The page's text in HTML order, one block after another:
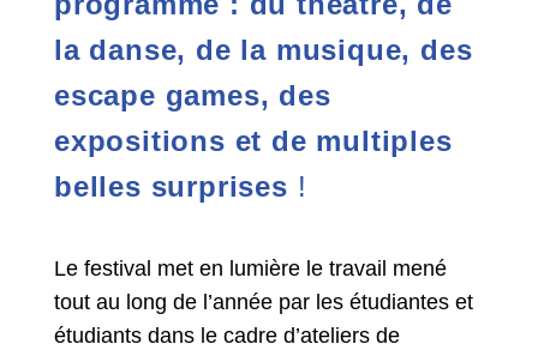
la danse, de la musique, des
escape games, des
expositions et de multiples
belles surprises !
Le festival met en lumière le travail mené
tout au long de l’année par les étudiantes et
étudiants dans le cadre d’ateliers de